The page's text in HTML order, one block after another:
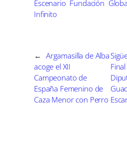
i
r
e
r
ik
Escenario Fundación
Infinito
← Argamasilla de Alba
acoge el XII
Campeonato de
España Femenino de
Caza Menor con Perro